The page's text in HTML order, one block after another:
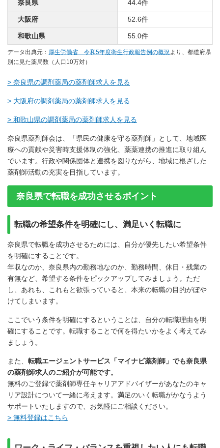
奈良県 44.4件
大阪府 52.6件
和歌山県 55.0件
データ出典元： 厚生労働省 令和5年度衛生行政報告例の概況より、都道府県
別に見た薬局数（人口10万対）
> 奈良県の調剤薬局の薬剤師求人を見る
> 大阪府の調剤薬局の薬剤師求人を見る
> 和歌山県の調剤薬局の薬剤師求人を見る
奈良県薬剤師会は、「県民の健康を守る薬剤師」として、地域医
療への貢献や災害時支援体制の強化、薬薬連携の推進に取り組ん
でいます。行政や関係団体と連携を図りながら、地域に根ざした
薬剤師活動の充実を目指しています。
奈良県で転職を成功させるポイント
転職の希望条件を明確にし、満足いく転職に
奈良県で転職を成功させるためには、自分が優先したい希望条件
を明確にすることです。
年収なのか、奈良県内の勤務地なのか、勤務時間、休日・残業の
有無など、希望する条件をピックアップしてみましょう。ただ
し、あれも、これもと欲張っていると、本来の転職の目的がぼや
けてしまいます。
ここでいう条件を明確にするということは、自分の転職理由を明
確にすることです。転職することで何を得たいかをよく考えてみ
ましょう。
また、 転職エージェントサービス「マイナビ薬剤師」でも奈良県
の薬剤師求人のご紹介が可能です。
無料のご登録で薬剤師専任キャリアアドバイザーがあなたのキャ
リア設計について一緒に考えます。満足のいく転職がかなうよう
サポートいたしますので、お気軽にご相談ください。
> 無料登録はこちら